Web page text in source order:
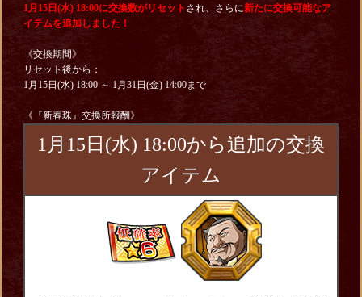
1月15日(水) 18:00に交換数がリセット され、さらに新たに交換可能なア
イテムを追加しました！
《交換期間》
リセット後から：
1月15日(水) 18:00 ～ 1月31日(金) 14:00まで
《『新春珠』交換所報酬》
1月15日(水) 18:00から追加の交換
アイテム